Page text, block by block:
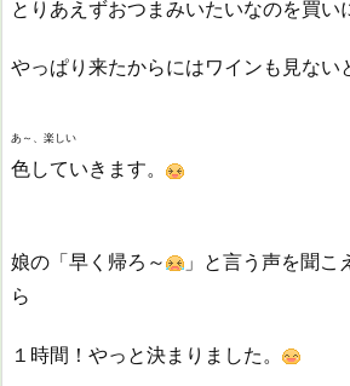
とりあえずおつまみいたいなのを買い
やっぱり来たからにはワインも見ない
あ～、楽しい
色していきます。
娘の「早く帰ろ～
」と言う声を聞こ
ら
１時間！やっと決まりました。